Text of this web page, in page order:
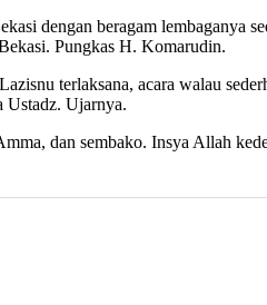
dengan beragam lembaganya
Pungkas H. Komarudin.
terlaksana, acara walau
Ustadz. Ujarnya.
dan sembako. Insya Allah